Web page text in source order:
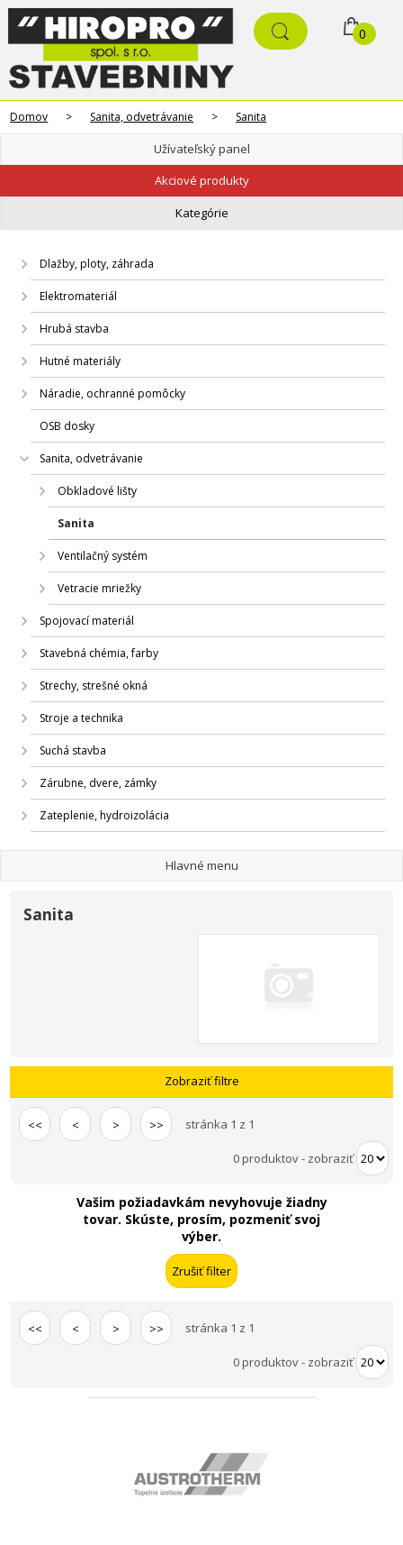
0
Domov > Sanita, odvetrávanie > Sanita
Užívateľský panel
Akciové produkty
Kategórie
Dlažby, ploty, záhrada
Elektromateriál
Hrubá stavba
Hutné materiály
Náradie, ochranné pomôcky
OSB dosky
Sanita, odvetrávanie
Obkladové lišty
Sanita
Ventilačný systém
Vetracie mriežky
Spojovací materiál
Stavebná chémia, farby
Strechy, strešné okná
Stroje a technika
Suchá stavba
Zárubne, dvere, zámky
Zateplenie, hydroizolácia
Hlavné menu
Sanita
Zobraziť filtre
<< < > >> stránka 1 z 1
0 produktov- zobraziť
Vašim požiadavkám nevyhovuje žiadny
tovar. Skúste, prosím, pozmeniť svoj
výber.
<< < > >> stránka 1 z 1
0 produktov- zobraziť